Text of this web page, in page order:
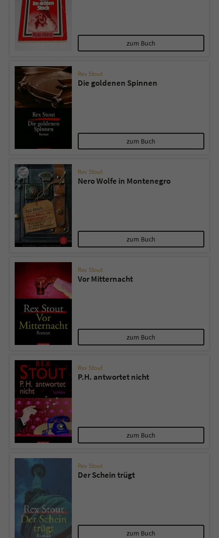
zum Buch
Rex Stout
Die goldenen Spinnen
zum Buch
Rex Stout
Nero Wolfe in Montenegro
zum Buch
Rex Stout
Vor Mitternacht
zum Buch
Rex Stout
P.H. antwortet nicht
zum Buch
Rex Stout
Der Schein trügt
zum Buch